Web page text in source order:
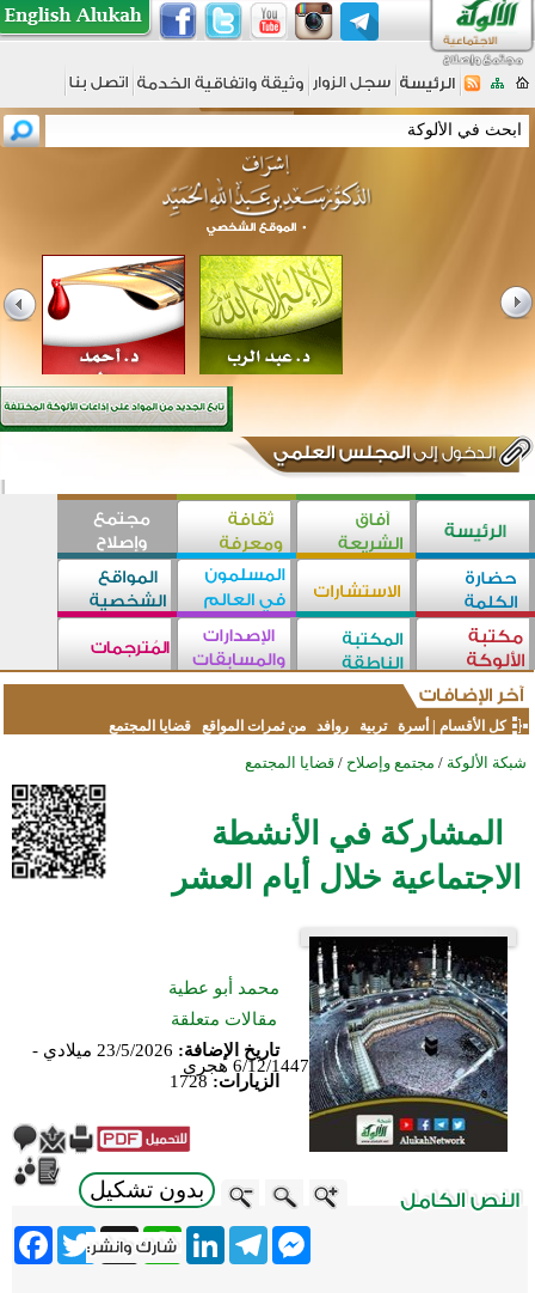
كل الأقسام أسرة تربية روافد من ثمرات المواقع قضايا المجتمع
شبكة الألوكة / مجتمع وإصلاح / قضايا المجتمع
المشاركة في الأنشطة
الاجتماعية خلال أيام العشر
محمد أبو عطية
مقالات متعلقة
تاريخ الإضافة:
23/5/2026 ميلادي -
6/12/1447 هجري
الزيارات: 1728
بدون تشكيل
Twitter X
WhatsApp
LinkedInTelegram
Messenger